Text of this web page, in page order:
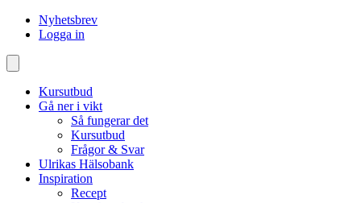
Nyhetsbrev
Logga in
Kursutbud
Gå ner i vikt
Så fungerar det
Kursutbud
Frågor & Svar
Ulrikas Hälsobank
Inspiration
Recept